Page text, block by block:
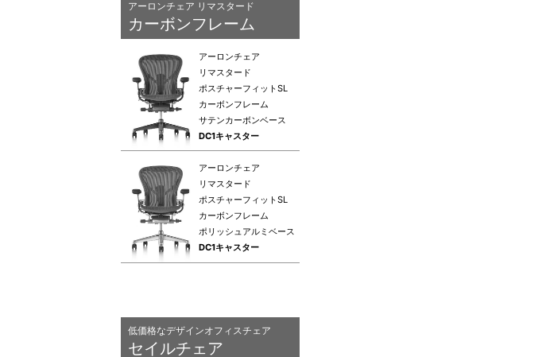
アーロンチェア リマスタード
カーボンフレーム
アーロンチェア
リマスタード
ポスチャーフィットSL
カーボンフレーム
サテンカーボンベース
DC1キャスター
アーロンチェア
リマスタード
ポスチャーフィットSL
カーボンフレーム
ポリッシュアルミベース
DC1キャスター
低価格なデザインオフィスチェア
セイルチェア